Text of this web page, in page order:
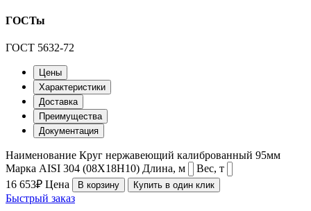
ГОСТы
ГОСТ 5632-72
Цены
Характеристики
Доставка
Преимущества
Документация
Наименование Круг нержавеющий калиброванный 95мм
Марка AISI 304 (08Х18Н10) Длина, м
Вес, т
16 653₽ Цена В корзину Купить в один клик
Быстрый заказ